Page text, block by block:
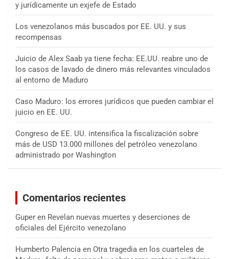
y jurídicamente un exjefe de Estado
Los venezolanos más buscados por EE. UU. y sus
recompensas
Juicio de Alex Saab ya tiene fecha: EE.UU. reabre uno de
los casos de lavado de dinero más relevantes vinculados
al entorno de Maduro
Caso Maduro: los errores jurídicos que pueden cambiar el
juicio en EE. UU.
Congreso de EE. UU. intensifica la fiscalización sobre
más de USD 13.000 millones del petróleo venezolano
administrado por Washington
Comentarios recientes
Guper en Revelan nuevas muertes y deserciones de
oficiales del Ejército venezolano
Humberto Palencia en Otra tragedia en los cuarteles de